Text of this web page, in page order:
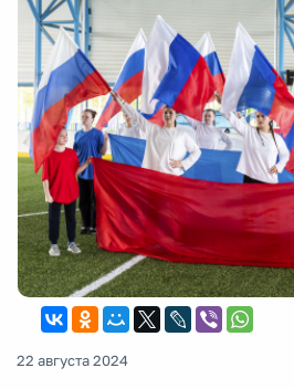
22 августа 2024